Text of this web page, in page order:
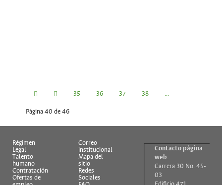
35 36 37 38 ...
Página 40 de 46
Régimen
Legal
Talento
humano
Contratación
Ofertas de
Correo
institucional
Mapa del
sitio
Redes
Sociales
Contacto página
web:
Carrera 30 No. 45-
03